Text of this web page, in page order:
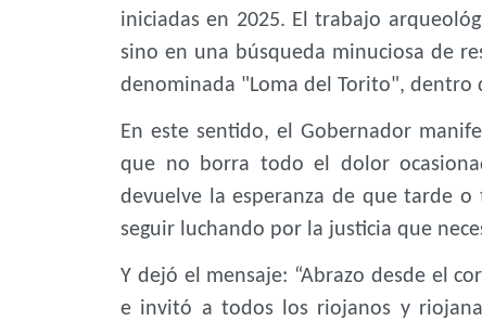
iniciadas en 2025. El trabajo
sino en una búsqueda minuciosa de
denominada "Loma del Torito", dentro
En este sentido, el Gobernador
que no borra todo el dolor
devuelve la esperanza de que tarde
seguir luchando por la justicia que
Y dejó el mensaje: “Abrazo desde el
e invitó a todos los riojanos y